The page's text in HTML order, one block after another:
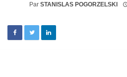
Par STANISLAS POGORZELSKI